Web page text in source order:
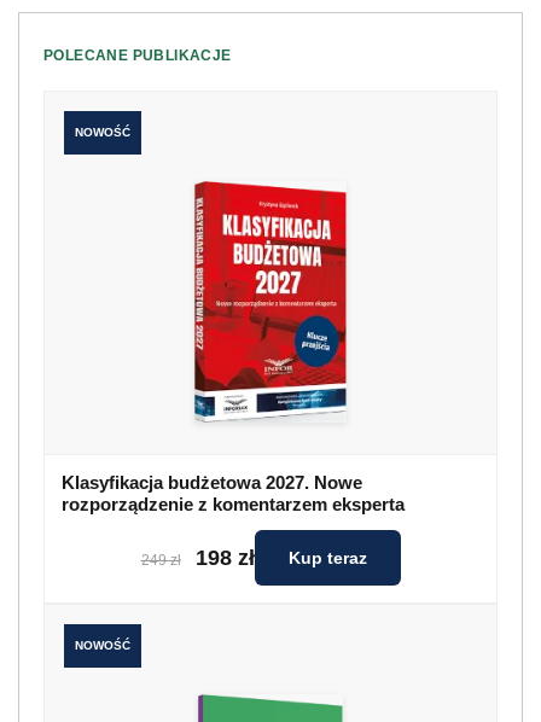
POLECANE PUBLIKACJE
NOWOŚĆ
Klasyfikacja budżetowa 2027. Nowe
rozporządzenie z komentarzem eksperta
249 zł 198 zł Kup teraz
NOWOŚĆ